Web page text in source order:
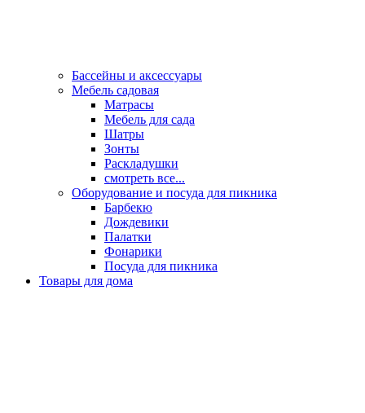
Бассейны и аксессуары
Мебель садовая
Матрасы
Мебель для сада
Шатры
Зонты
Раскладушки
смотреть все...
Оборудование и посуда для пикника
Барбекю
Дождевики
Палатки
Фонарики
Посуда для пикника
Товары для дома